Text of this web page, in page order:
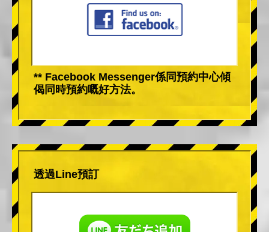
** Facebook Messenger係同預約中心傾
偈同時預約嘅好方法。
透過Line預訂